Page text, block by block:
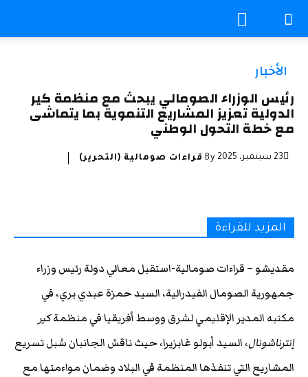
الأخبار
رئيس الوزراء الصومالي يبحث مع منظمة كير
الدولية تعزيز المشاريع التنموية بما يتماشى
مع خطة التحول الوطني
23 سبتمبر، 2025 By قراءات صومالية (التحرير)
المزيد للقراءة
مقديشو – قراءات صومالية-استقبل معالي دولة رئيس وزراء
جمهورية الصومال الفيدرالية، السيد حمزة عبدي بري، في
مكتبه المدير الإقليمي لشرق ووسط أفريقيا في منظمةكير
إنترناشونال، السيد أبولو غابزيرا، حيث ناقش الجانبان سُبل تسريع
المشاريع التي تنفذها المنظمة في البلاد وضمان مواءمتها مع